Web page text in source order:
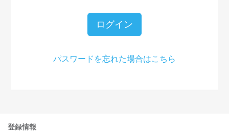
ログイン
パスワードを忘れた場合はこちら
登録情報